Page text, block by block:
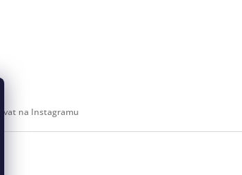
na Instagramu